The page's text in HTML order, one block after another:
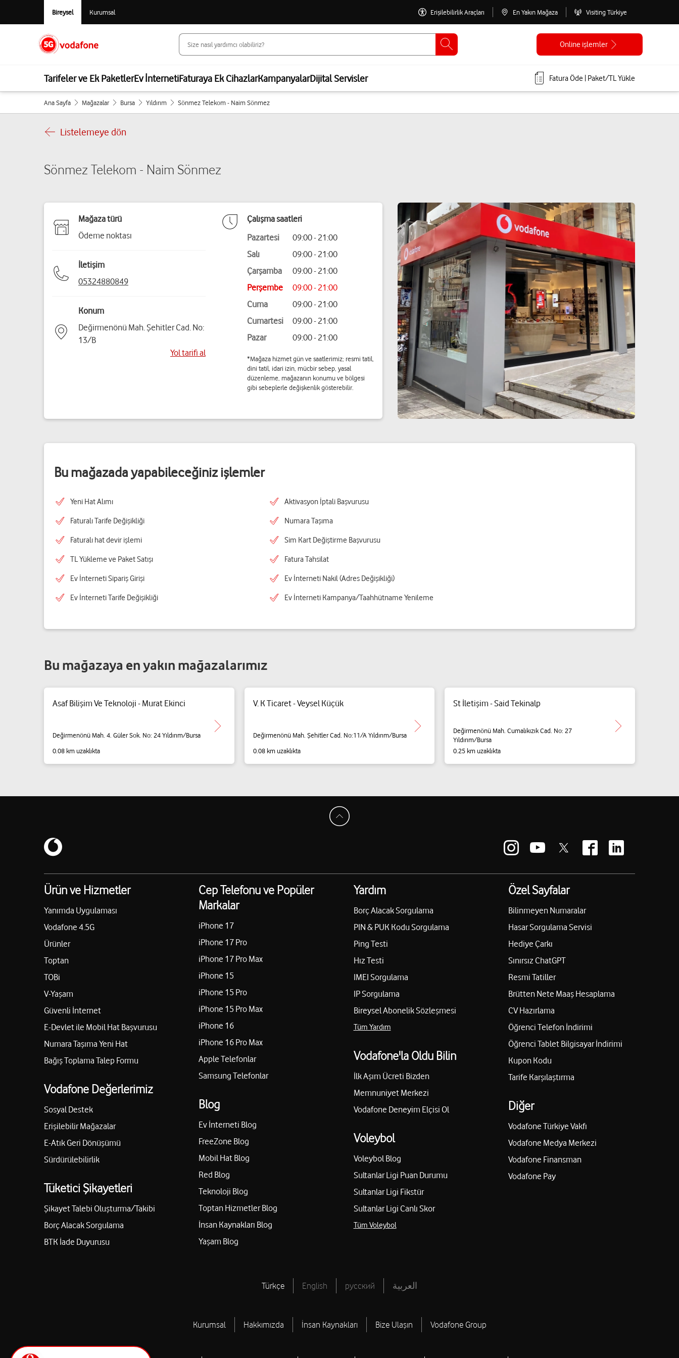
Bireysel Kurumsal Erişilebilirlik Araçları En Yakın Mağaza Visiting Türkiye
Online işlemler
Tarifeler ve Ek PaketlerEv İnternetiFaturaya Ek CihazlarKampanyalarDijital Servisler Fatura Öde | Paket/TL Yükle
Ana Sayfa Mağazalar Bursa Yıldırım Sönmez Telekom - Naim Sönmez
Listelemeye dön
Sönmez Telekom - Naim Sönmez
Mağaza türü
Ödeme noktası
İletişim
05324880849
Konum
Değirmenönü Mah. Şehitler Cad. No:
13/B
Yol tarifi al
Çalışma saatleri
Pazartesi
09:00 - 21:00
Salı
09:00 - 21:00
Çarşamba
09:00 - 21:00
Perşembe
09:00 - 21:00
Cuma
09:00 - 21:00
Cumartesi
09:00 - 21:00
Pazar
09:00 - 21:00
*Mağaza hizmet gün ve saatlerimiz; resmi tatil,
dini tatil, idari izin, mücbir sebep, yasal
düzenleme, mağazanın konumu ve bölgesi
gibi sebeplerle değişkenlik gösterebilir.
Bu mağazada yapabileceğiniz işlemler
Yeni Hat Alımı Aktivasyon İptali Başvurusu
Faturalı Tarife Değişikliği Numara Taşıma
Faturalı hat devir işlemi Sim Kart Değiştirme Başvurusu
TL Yükleme ve Paket Satışı Fatura Tahsilat
Ev İnterneti Sipariş Girişi Ev İnterneti Nakil (Adres Değişikliği)
Ev İnterneti Tarife Değişikliği Ev İnterneti Kampanya/Taahhütname Yenileme
Bu mağazaya en yakın mağazalarımız
Asaf Bilişim Ve Teknoloji - Murat Ekinci
Değirmenönü Mah. 4. Güler Sok. No: 24 Yıldırım/Bursa
0.08 km uzaklıkta
V. K Ticaret - Veysel Küçük
Değirmenönü Mah. Şehitler Cad. No:11/A Yıldırım/Bursa
0.08 km uzaklıkta
St İletişim - Said Tekinalp
Değirmenönü Mah. Cumalıkızık Cad. No: 27
Yıldırım/Bursa
0.25 km uzaklıkta
Ürün ve Hizmetler
Yanımda Uygulaması
Vodafone 4.5G
Ürünler
Toptan
TOBi
V-Yaşam
Güvenli İnternet
E-Devlet ile Mobil Hat Başvurusu
Numara Taşıma Yeni Hat
Bağış Toplama Talep Formu
Vodafone Değerlerimiz
Sosyal Destek
Erişilebilir Mağazalar
E-Atık Geri Dönüşümü
Sürdürülebilirlik
Tüketici Şikayetleri
Şikayet Talebi Oluşturma/Takibi
Borç Alacak Sorgulama
BTK İade Duyurusu
Cep Telefonu ve Popüler
Markalar
iPhone 17
iPhone 17 Pro
iPhone 17 Pro Max
iPhone 15
iPhone 15 Pro
iPhone 15 Pro Max
iPhone 16
iPhone 16 Pro Max
Apple Telefonlar
Samsung Telefonlar
Blog
Ev İnterneti Blog
FreeZone Blog
Mobil Hat Blog
Red Blog
Teknoloji Blog
Toptan Hizmetler Blog
İnsan Kaynakları Blog
Yaşam Blog
Yardım
Borç Alacak Sorgulama
PIN & PUK Kodu Sorgulama
Ping Testi
Hız Testi
IMEI Sorgulama
IP Sorgulama
Bireysel Abonelik Sözleşmesi
Tüm Yardım
Vodafone'la Oldu Bilin
İlk Aşım Ücreti Bizden
Memnuniyet Merkezi
Vodafone Deneyim Elçisi Ol
Voleybol
Voleybol Blog
Sultanlar Ligi Puan Durumu
Sultanlar Ligi Fikstür
Sultanlar Ligi Canlı Skor
Tüm Voleybol
Özel Sayfalar
Bilinmeyen Numaralar
Hasar Sorgulama Servisi
Hediye Çarkı
Sınırsız ChatGPT
Resmi Tatiller
Brütten Nete Maaş Hesaplama
CV Hazırlama
Öğrenci Telefon İndirimi
Öğrenci Tablet Bilgisayar İndirimi
Kupon Kodu
Tarife Karşılaştırma
Diğer
Vodafone Türkiye Vakfı
Vodafone Medya Merkezi
Vodafone Finansman
Vodafone Pay
Türkçe English русский العربية
Kurumsal Hakkımızda İnsan Kaynakları Bize Ulaşın Vodafone Group